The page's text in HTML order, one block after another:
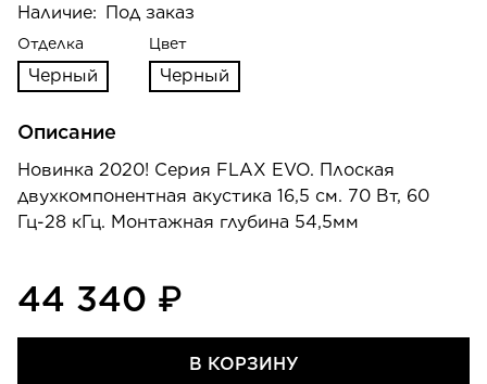
Наличие: Под заказ
Отделка
Черный
Цвет
Черный
Описание
Новинка 2020! Серия FLAX EVO. Плоская
двухкомпонентная акустика 16,5 см. 70 Вт, 60
Гц-28 кГц. Монтажная глубина 54,5мм
44 340 ₽
В КОРЗИНУ